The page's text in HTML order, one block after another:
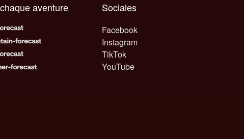
Sociales
Facebook
Instagram
TikTok
YouTube
aventure